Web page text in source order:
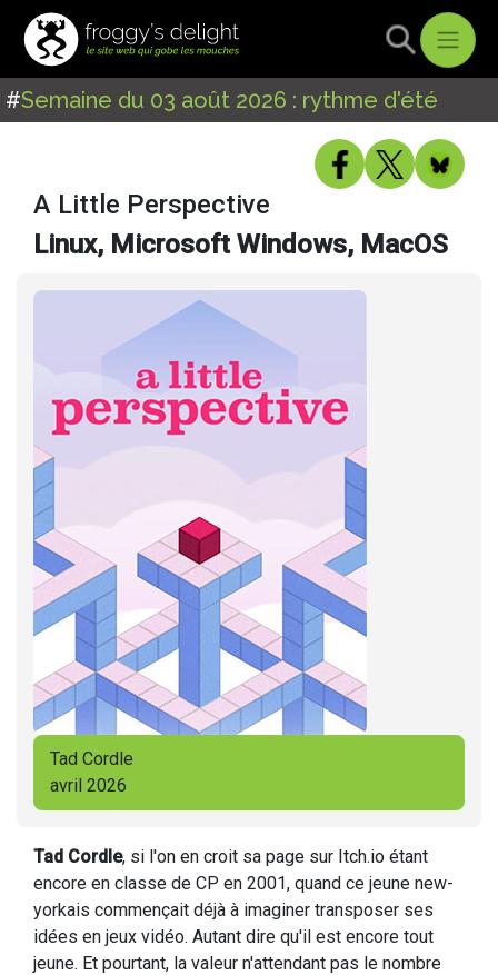
#Semaine du 03 août 2026 : rythme d'été
A Little Perspective
Linux, Microsoft Windows, MacOS
Tad Cordle
avril 2026
Tad Cordle, si l'on en croit sa page sur Itch.io étant
encore en classe de CP en 2001, quand ce jeune new-
yorkais commençait déjà à imaginer transposer ses
idées en jeux vidéo. Autant dire qu'il est encore tout
jeune. Et pourtant, la valeur n'attendant pas le nombre